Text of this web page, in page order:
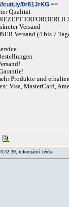
cutt.ly/0r61JrKG ==
Qualität
Versand
Versand (4 bis 7
Produkte und
Visa, MasterCard,
információ kérése